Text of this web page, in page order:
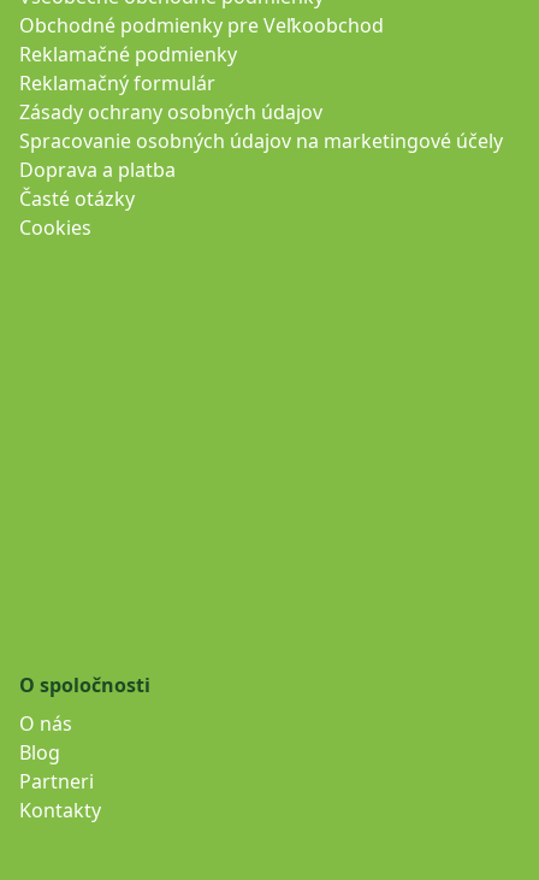
Obchodné podmienky pre Veľkoobchod
Reklamačné podmienky
Reklamačný formulár
Zásady ochrany osobných údajov
Spracovanie osobných údajov na marketingové účely
Doprava a platba
Časté otázky
Cookies
O spoločnosti
O nás
Blog
Partneri
Kontakty